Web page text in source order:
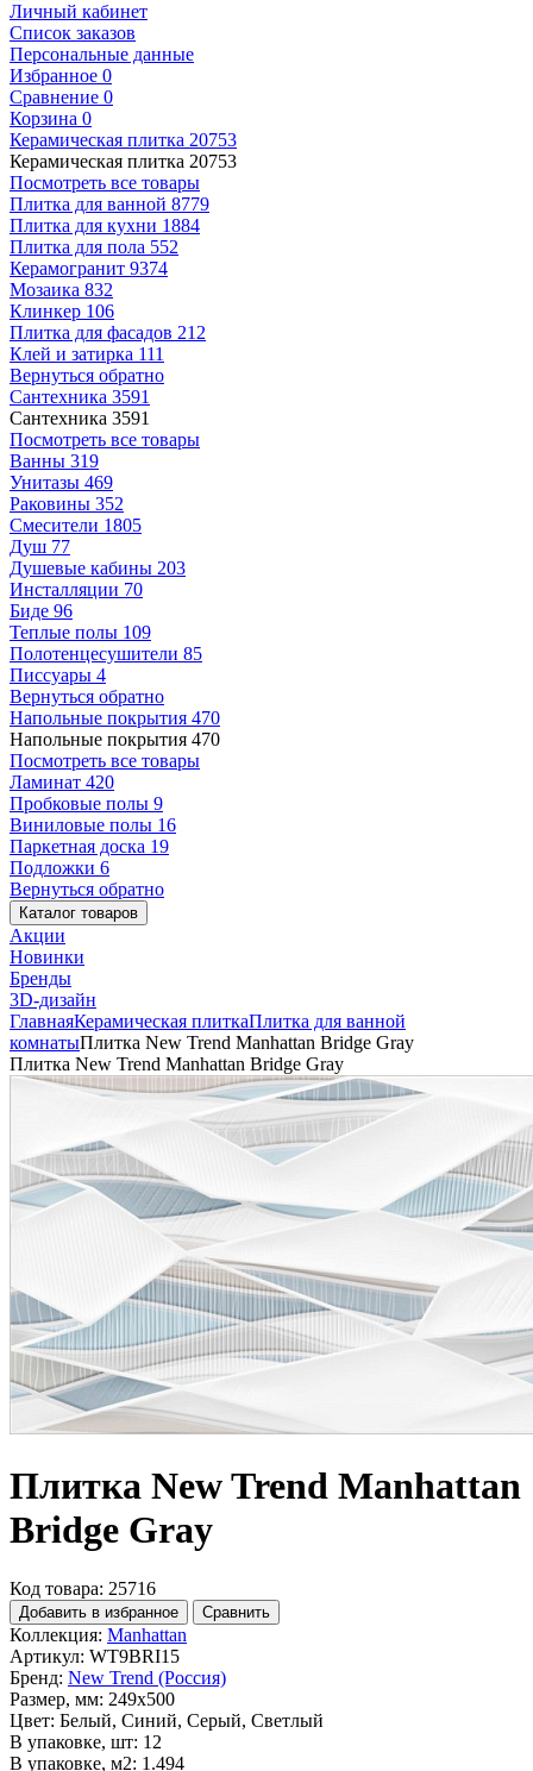
Личный кабинет
Список заказов
Персональные данные
Избранное 0
Сравнение 0
Корзина 0
Керамическая плитка 20753
Керамическая плитка 20753
Посмотреть все товары
Плитка для ванной 8779
Плитка для кухни 1884
Плитка для пола 552
Керамогранит 9374
Мозаика 832
Клинкер 106
Плитка для фасадов 212
Клей и затирка 111
Вернуться обратно
Сантехника 3591
Сантехника 3591
Посмотреть все товары
Ванны 319
Унитазы 469
Раковины 352
Смесители 1805
Душ 77
Душевые кабины 203
Инсталляции 70
Биде 96
Теплые полы 109
Полотенцесушители 85
Писсуары 4
Вернуться обратно
Напольные покрытия 470
Напольные покрытия 470
Посмотреть все товары
Ламинат 420
Пробковые полы 9
Виниловые полы 16
Паркетная доска 19
Подложки 6
Вернуться обратно
Каталог товаров
Акции
Новинки
Бренды
3D-дизайн
ГлавнаяКерамическая плиткаПлитка для ванной
комнатыПлитка New Trend Manhattan Bridge Gray
Плитка New Trend Manhattan Bridge Gray
Плитка New Trend Manhattan
Bridge Gray
Код товара: 25716
Добавить в избранное Сравнить
Коллекция: Manhattan
Артикул: WT9BRI15
Бренд: New Trend (Россия)
Размер, мм: 249x500
Цвет: Белый, Синий, Серый, Светлый
В упаковке, шт: 12
В упаковке, м2: 1.494